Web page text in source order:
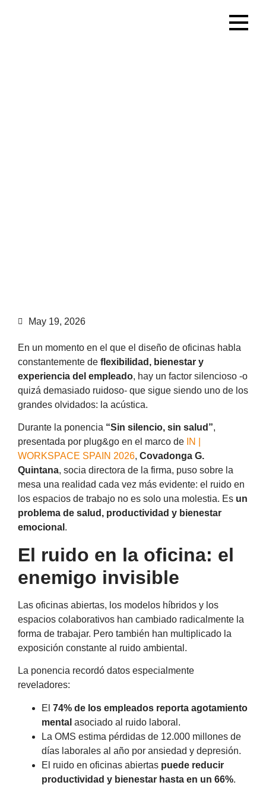
May 19, 2026
En un momento en el que el diseño de oficinas habla
constantemente de flexibilidad, bienestar y
experiencia del empleado, hay un factor silencioso -o
quizá demasiado ruidoso- que sigue siendo uno de los
grandes olvidados: la acústica.
Durante la ponencia “Sin silencio, sin salud”,
presentada por plug&go en el marco de IN |
WORKSPACE SPAIN 2026, Covadonga G.
Quintana, socia directora de la firma, puso sobre la
mesa una realidad cada vez más evidente: el ruido en
los espacios de trabajo no es solo una molestia. Es un
problema de salud, productividad y bienestar
emocional .
El ruido en la oficina: el
enemigo invisible
Las oficinas abiertas, los modelos híbridos y los
espacios colaborativos han cambiado radicalmente la
forma de trabajar. Pero también han multiplicado la
exposición constante al ruido ambiental.
La ponencia recordó datos especialmente
reveladores:
El 74% de los empleados reporta agotamiento
mental asociado al ruido laboral.
La OMS estima pérdidas de 12.000 millones de
días laborales al año por ansiedad y depresión.
El ruido en oficinas abiertas puede reducir
productividad y bienestar hasta en un 66%.